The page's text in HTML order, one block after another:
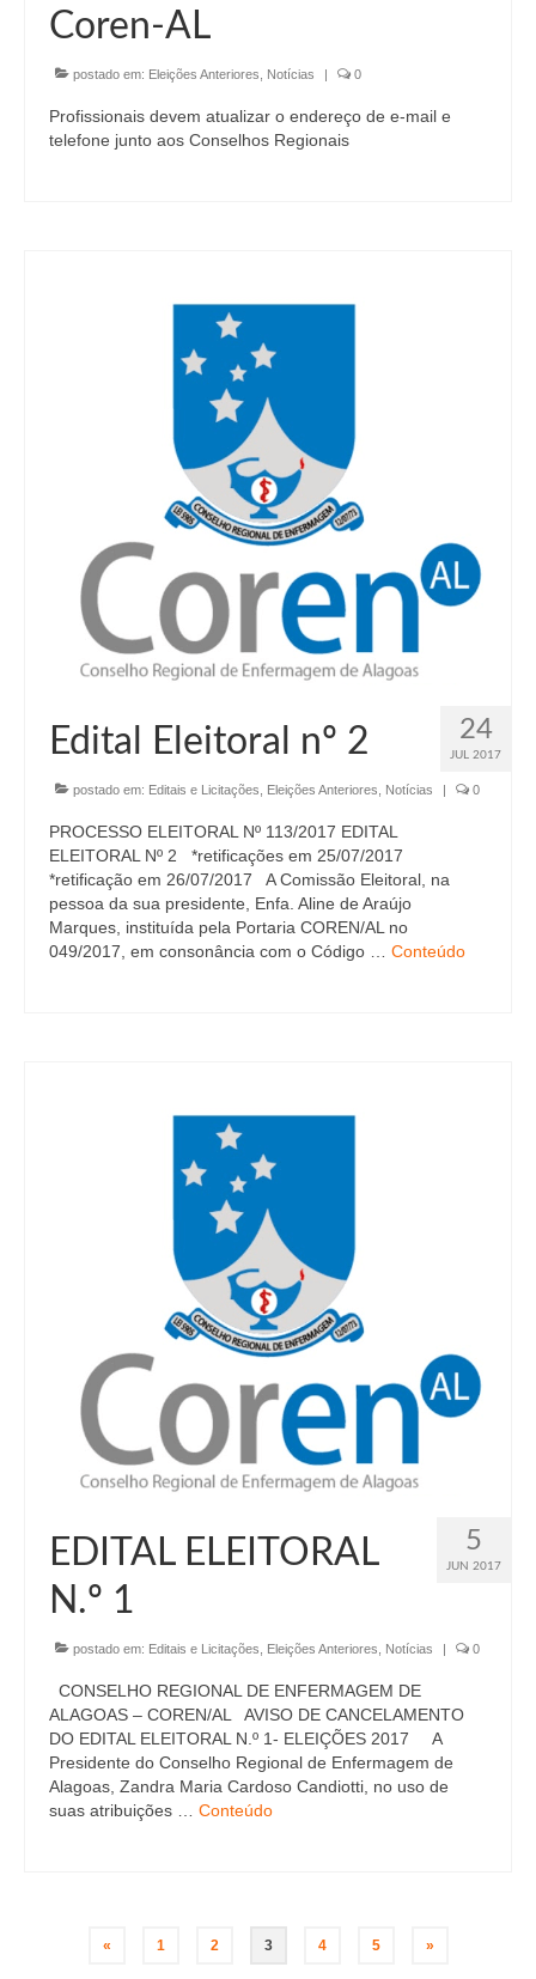
Coren-AL
postado em: Eleições Anteriores Notícias | 0
Profissionais devem atualizar o endereço de e-mail e
telefone junto aos Conselhos Regionais
24
JUL 2017
Edital Eleitoral nº 2
postado em: Editais e Licitações Eleições Anteriores Notícias | 0
PROCESSO ELEITORAL Nº 113/2017 EDITAL
ELEITORAL Nº 2 *retificações em 25/07/2017
*retificação em 26/07/2017 A Comissão Eleitoral, na
pessoa da sua presidente, Enfa. Aline de Araújo
Marques, instituída pela Portaria COREN/AL no
049/2017, em consonância com o Código … Conteúdo
5
JUN 2017
EDITAL ELEITORAL
N.º 1
postado em: Editais e Licitações Eleições Anteriores Notícias | 0
CONSELHO REGIONAL DE ENFERMAGEM DE
ALAGOAS – COREN/AL AVISO DE CANCELAMENTO
DO EDITAL ELEITORAL N.º 1- ELEIÇÕES 2017 A
Presidente do Conselho Regional de Enfermagem de
Alagoas, Zandra Maria Cardoso Candiotti, no uso de
suas atribuições … Conteúdo
Paginação
« 1 2 3 4 5 »